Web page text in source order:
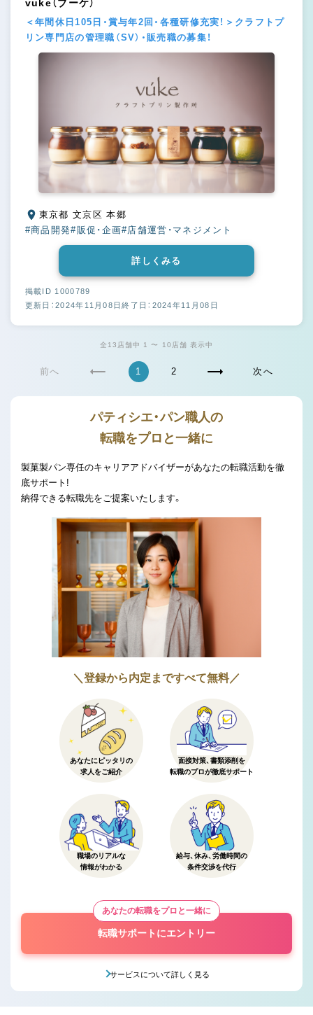
vuke（ブーケ）
＜年間休日105日・賞与年2回・各種研修充実！＞クラフトプ
リン専門店の管理職（SV）・販売職の募集！
東京都 文京区 本郷
#商品開発#販促・企画#店舗運営・マネジメント
詳しくみる
掲載ID 1000789
更新日：2024年11月08日終了日：2024年11月08日
全13店舗中 1 〜 10店舗 表示中
前へ 1 2 次へ
パティシエ・パン職人の
転職をプロと一緒に
製菓製パン専任のキャリアアドバイザーがあなたの転職活動を徹
底サポート!
納得できる転職先をご提案いたします。
＼登録から内定まですべて無料／
あなたにピッタリの
求人をご紹介
面接対策、書類添削を
転職のプロが徹底サポート
職場のリアルな
情報がわかる
給与、休み、労働時間の
条件交渉を代行
あなたの転職をプロと一緒に
転職サポートにエントリー
サービスについて詳しく見る